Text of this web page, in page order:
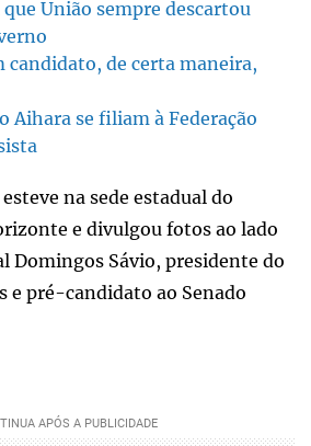
União sempre descartou
candidato, de certa maneira,
Aihara se filiam à Federação
na sede estadual do
e divulgou fotos ao lado
Domingos Sávio, presidente do
e pré-candidato ao Senado